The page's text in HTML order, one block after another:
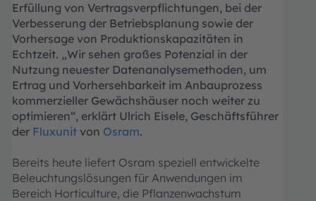
Erfüllung von Vertragsverpflichtungen, bei der
Verbesserung der Betriebsplanung sowie der
Vorhersage von Produktionskapazitäten in
Echtzeit. „Wir sehen großes Potenzial in der
Nutzung neuester Datenanalysemethoden, um
Ertrag und Vorhersehbarkeit im Anbauprozess
kommerzieller Gewächshäuser noch weiter zu
optimieren“, erklärt Ulrich Eisele, Geschäftsführer
der Fluxunit von Osram.
Bereits heute liefert Osram speziell entwickelte
Beleuchtungslösungen für Anwendungen im
Bereich Horticulture, die Pflanzenwachstum